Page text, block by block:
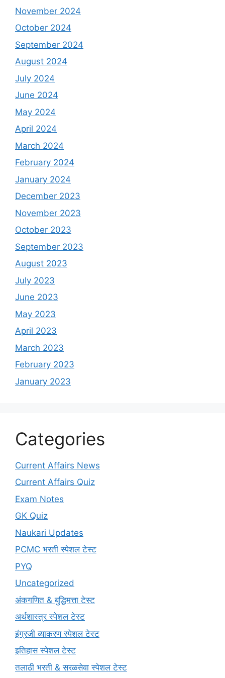
November 2024
October 2024
September 2024
August 2024
July 2024
June 2024
May 2024
April 2024
March 2024
February 2024
January 2024
December 2023
November 2023
October 2023
September 2023
August 2023
July 2023
June 2023
May 2023
April 2023
March 2023
February 2023
January 2023
Categories
Current Affairs News
Current Affairs Quiz
Exam Notes
GK Quiz
Naukari Updates
PCMC भरती स्पेशल टेस्ट
PYQ
Uncategorized
अंकगणित & बुद्धिमत्ता टेस्ट
अर्थशास्त्र स्पेशल टेस्ट
इंग्रजी व्याकरण स्पेशल टेस्ट
इतिहास स्पेशल टेस्ट
तलाठी भरती & सरळसेवा स्पेशल टेस्ट